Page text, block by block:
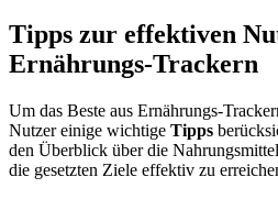
Tipps zur effektiven
Ernährungs-Trackern
Um das Beste aus Ernährungs-
Nutzer einige wichtige Tipps
den Überblick über die
die gesetzten Ziele effektiv zu